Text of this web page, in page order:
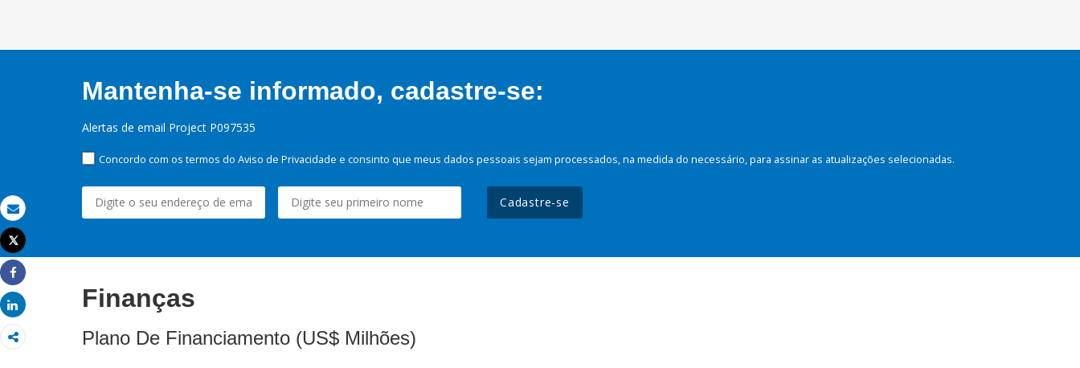
Email
Imprimir
Tweet
Share
Share
Mantenha-se informado, cadastre-se:
Alertas de email Project P097535
Concordo com os termos do Aviso de Privacidade e consinto que meus dados pessoais sejam processados, na medida do necessário, para assinar as atualizações selecionadas.
Cadastre-se
Finanças
Plano De Financiamento (US$ Milhões)